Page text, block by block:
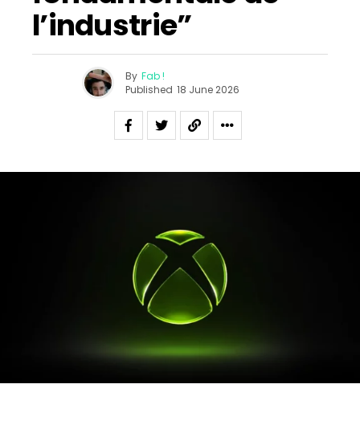
l’industrie”
By Fab !
Published 18 June 2026